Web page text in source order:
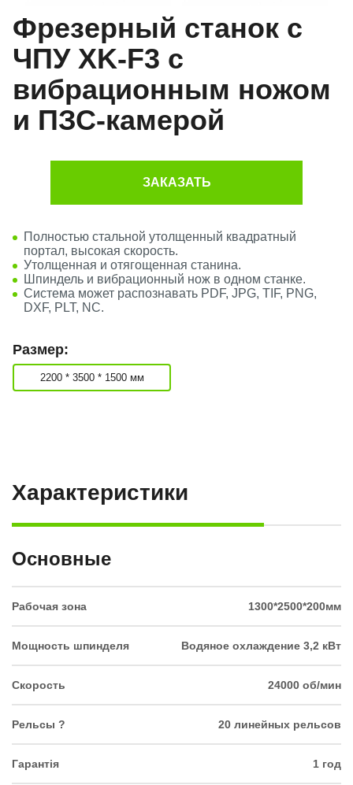
Фрезерный станок с
ЧПУ XK-F3 с
вибрационным ножом
и ПЗС-камерой
ЗАКАЗАТЬ
Полностью стальной утолщенный квадратный
портал, высокая скорость.
Утолщенная и отягощенная станина.
Шпиндель и вибрационный нож в одном станке.
Система может распознавать PDF, JPG, TIF, PNG,
DXF, PLT, NC.
Размер:
2200 * 3500 * 1500 мм
Характеристики
Основные
Рабочая зона 1300*2500*200мм
Мощность шпинделя Водяное охлаждение 3,2 кВт
Скорость 24000 об/мин
Рельсы ? 20 линейных рельсов
Гарантія 1 год